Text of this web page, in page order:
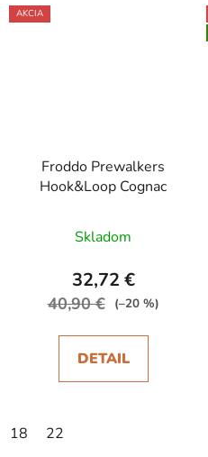
AKCIA
Froddo Prewalkers
Hook&Loop Cognac
Skladom
32,72 €
40,90 € (–20 %)
DETAIL
18 22